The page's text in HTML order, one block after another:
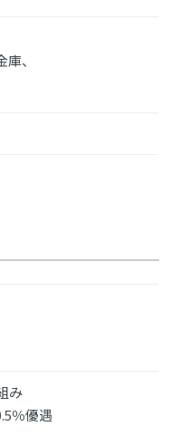
、
み
％優遇